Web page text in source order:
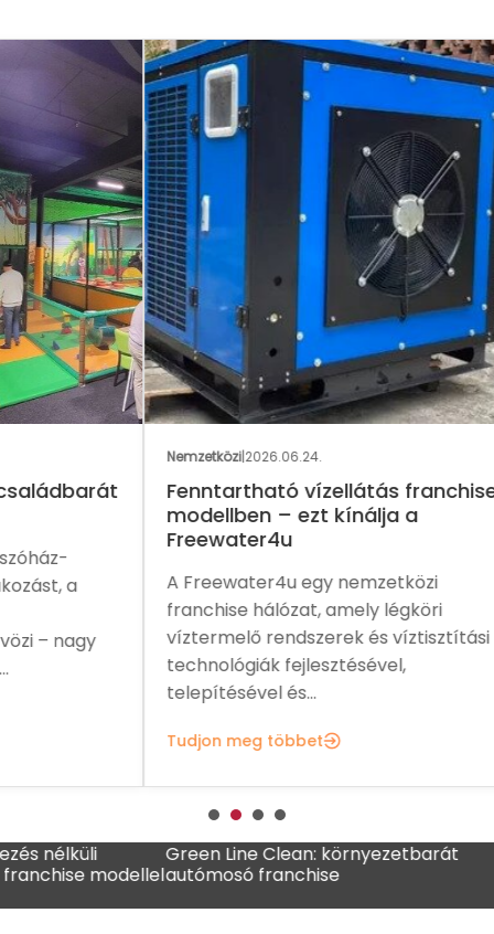
2026.06.24.
Fenntartható vízellátás franchise
modellben – ezt kínálja a
Freewater4u
A Freewater4u egy nemzetközi
franchise hálózat, amely légköri
víztermelő rendszerek és víztisztítási
technológiák fejlesztésével,
telepítésével és...
Tudjon meg többet
modellel
Green Line Clean: környezetbarát
autómosó franchise